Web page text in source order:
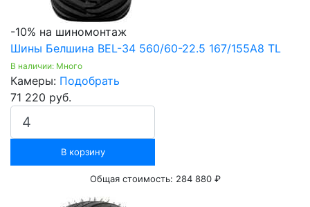
-10% на шиномонтаж
Шины Белшина BEL-34 560/60-22.5 167/155A8 TL
В наличии: Много
Камеры: Подобрать
71 220 руб.
В корзину
Общая стоимость: 284 880 ₽